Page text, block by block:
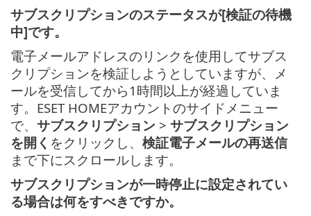
サブスクリプションのステータスが[検証の待機
中]です。
電子メールアドレスのリンクを使用してサブス
クリプションを検証しようとしていますが、メ
ールを受信してから1時間以上が経過していま
す。ESET HOMEアカウントのサイドメニュー
で、 サブスクリプション > サブスクリプション
を開く をクリックし、 検証電子メールの再送信
まで下にスクロールします。
サブスクリプションが一時停止に設定されてい
る場合は何をすべきですか。